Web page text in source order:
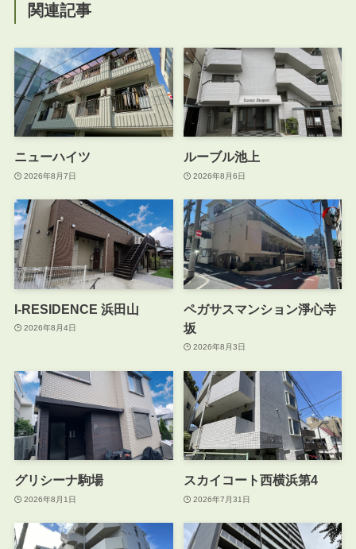
関連記事
ニューハイツ
2026年8月7日
ルーブル池上
2026年8月6日
I-RESIDENCE 浜田山
2026年8月4日
ペガサスマンション淨心寺
坂
2026年8月3日
グリシーナ駒場
2026年8月1日
スカイコート西横浜第4
2026年7月31日